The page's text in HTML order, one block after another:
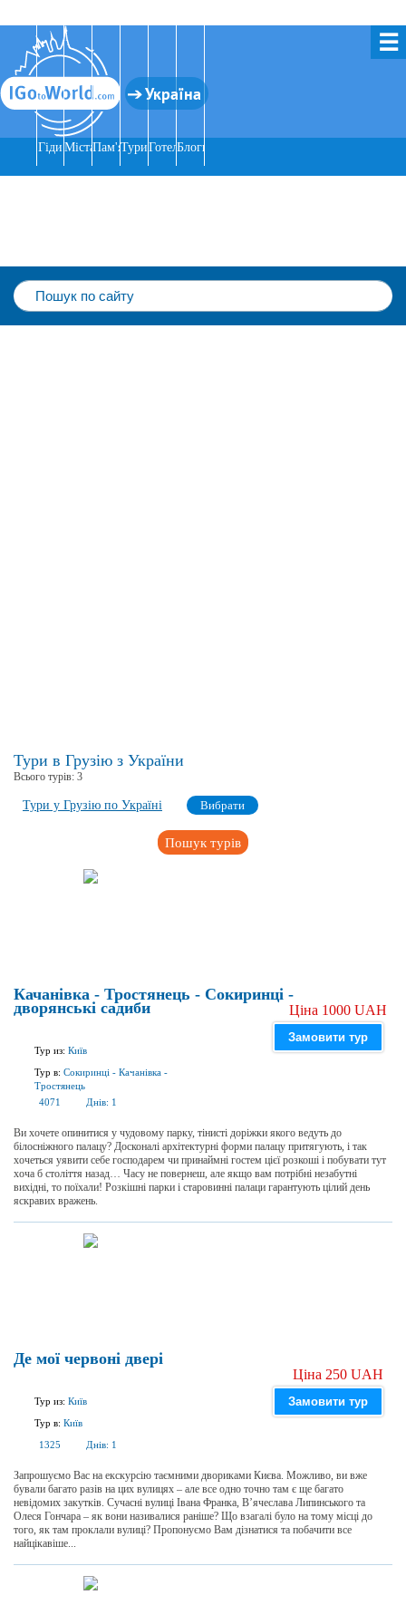
☰
Україна
Гіди МістаПам'ятки
ТуриГотеліБлоги
Тури в Грузію з України
Всього турів: 3
Тури у Грузію по Україні Вибрати
Пошук турів
Качанівка - Тростянець - Сокиринці -
дворянські садиби
Тур из: Київ
Тур в: Сокиринці - Качанівка -
Тростянець
4071
Днів: 1
Ціна 1000 UAH
Замовити тур
Ви хочете опинитися у чудовому парку, тінисті доріжки якого ведуть до
білосніжного палацу? Досконалі архітектурні форми палацу притягують, і так
хочеться уявити себе господарем чи принаймні гостем цієї розкоші і побувати тут
хоча б століття назад… Часу не повернеш, але якщо вам потрібні незабутні
вихідні, то поїхали! Розкішні парки і старовинні палаци гарантують цілий день
яскравих вражень.
Де мої червоні двері
Тур из: Київ
Тур в: Київ
1325
Днів: 1
Ціна 250 UAH
Замовити тур
Запрошуємо Вас на екскурсію таємними двориками Києва. Можливо, ви вже
бували багато разів на цих вулицях – але все одно точно там є ще багато
невідомих закутків. Сучасні вулиці Івана Франка, В’ячеслава Липинського та
Олеся Гончара – як вони називалися раніше? Що взагалі було на тому місці до
того, як там проклали вулиці? Пропонуємо Вам дізнатися та побачити все
найцікавіше...